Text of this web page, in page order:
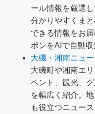
ール情報を厳選
分かりやすくま
できる情報をお
ポンをAIで自動収
大磯・湘南ニュー
大磯町や湘南エ
ベント、観光、
を幅広く紹介。
も役立つニュー